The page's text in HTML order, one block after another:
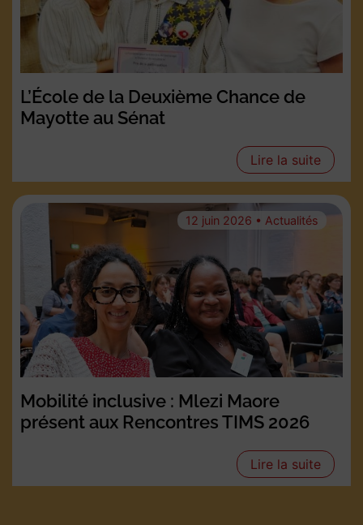
L’École de la Deuxième Chance de
Mayotte au Sénat
Lire la suite
12 juin 2026 • Actualités
Mobilité inclusive : Mlezi Maore
présent aux Rencontres TIMS 2026
Lire la suite